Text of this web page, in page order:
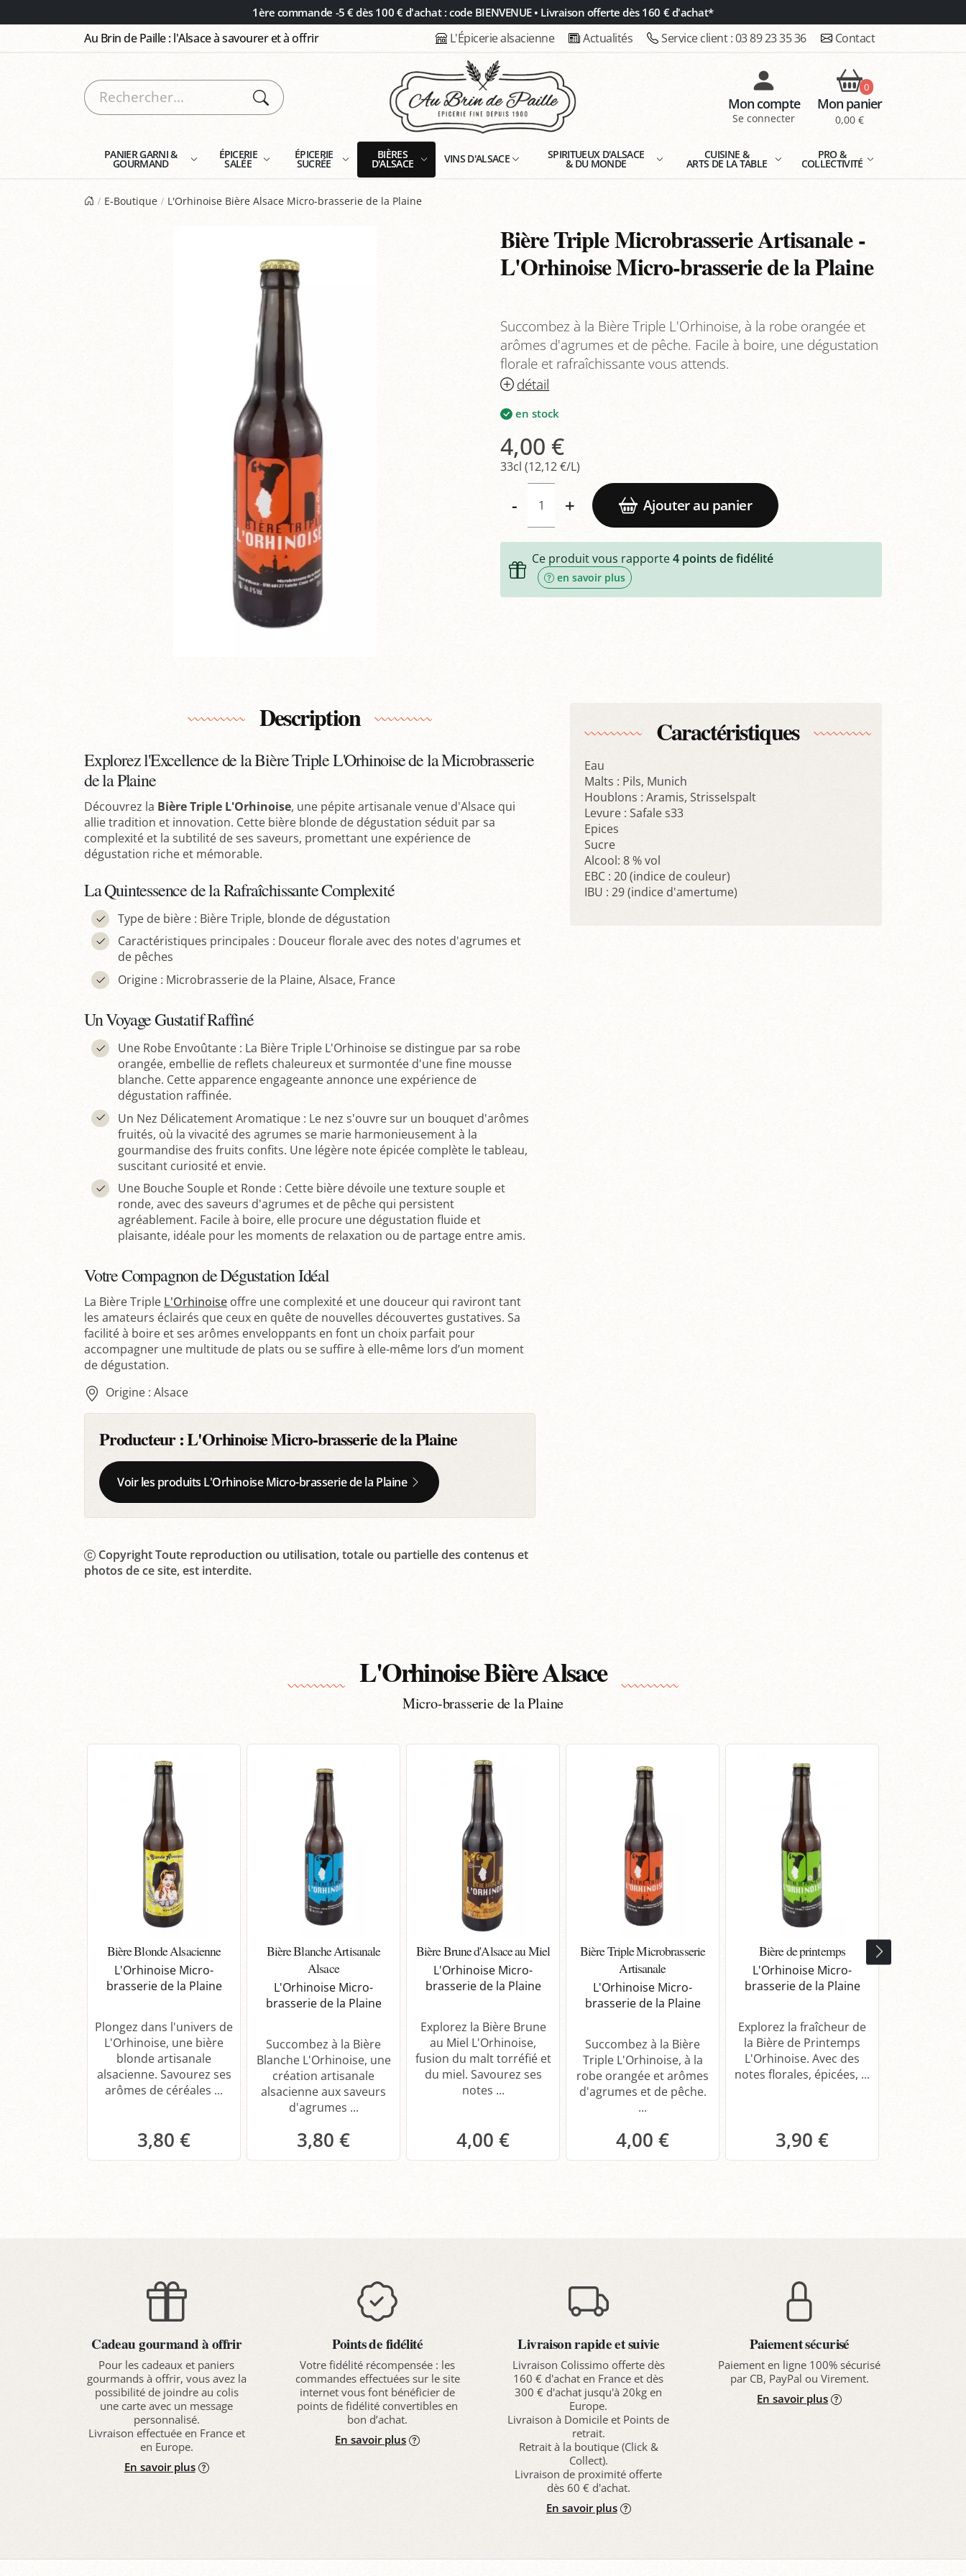
1ère commande -5 € dès 100 € d'achat : code BIENVENUE • Livraison offerte dès 160 € d'achat*
Au Brin de Paille : l'Alsace à savourer et à offrir L'Épicerie alsacienne Actualités Service client :03 89 23 35 36 Contact
Mon compte
Se connecter
0
Mon panier
0,00 €
PANIER GARNI &
GOURMAND
ÉPICERIE
SALÉE
ÉPICERIE
SUCRÉE
BIÈRES
D'ALSACE VINS D'ALSACE SPIRITUEUX D'ALSACE
& DU MONDE
CUISINE &
ARTS DE LA TABLE
PRO &
COLLECTIVITÉ
E-Boutique L'Orhinoise Bière Alsace Micro-brasserie de la Plaine
Bière Triple Microbrasserie Artisanale -
L'Orhinoise Micro-brasserie de la Plaine
Succombez à la Bière Triple L'Orhinoise, à la robe orangée et
arômes d'agrumes et de pêche. Facile à boire, une dégustation
florale et rafraîchissante vous attends.
détail
en stock
4,00 €
33cl (12,12 €/L)
- + Ajouter au panier
Ce produit vous rapporte4points de fidélité
en savoir plus
Description
Explorez l'Excellence de la Bière Triple L'Orhinoise de la Microbrasserie
de la Plaine
Découvrez la Bière Triple L'Orhinoise, une pépite artisanale venue d'Alsace qui
allie tradition et innovation. Cette bière blonde de dégustation séduit par sa
complexité et la subtilité de ses saveurs, promettant une expérience de
dégustation riche et mémorable.
La Quintessence de la Rafraîchissante Complexité
Type de bière : Bière Triple, blonde de dégustation
Caractéristiques principales : Douceur florale avec des notes d'agrumes et
de pêches
Origine : Microbrasserie de la Plaine, Alsace, France
Un Voyage Gustatif Raffiné
Une Robe Envoûtante : La Bière Triple L'Orhinoise se distingue par sa robe
orangée, embellie de reflets chaleureux et surmontée d'une fine mousse
blanche. Cette apparence engageante annonce une expérience de
dégustation raffinée.
Un Nez Délicatement Aromatique : Le nez s'ouvre sur un bouquet d'arômes
fruités, où la vivacité des agrumes se marie harmonieusement à la
gourmandise des fruits confits. Une légère note épicée complète le tableau,
suscitant curiosité et envie.
Une Bouche Souple et Ronde : Cette bière dévoile une texture souple et
ronde, avec des saveurs d'agrumes et de pêche qui persistent
agréablement. Facile à boire, elle procure une dégustation fluide et
plaisante, idéale pour les moments de relaxation ou de partage entre amis.
Votre Compagnon de Dégustation Idéal
La Bière Triple L'Orhinoise offre une complexité et une douceur qui raviront tant
les amateurs éclairés que ceux en quête de nouvelles découvertes gustatives. Sa
facilité à boire et ses arômes enveloppants en font un choix parfait pour
accompagner une multitude de plats ou se suffire à elle-même lors d’un moment
de dégustation.
Origine : Alsace
Producteur :L'Orhinoise Micro-brasserie de la Plaine
Voir les produits L'Orhinoise Micro-brasserie de la Plaine
Copyright Toute reproduction ou utilisation, totale ou partielle des contenus et
photos de ce site, est interdite.
Caractéristiques
Eau
Malts : Pils, Munich
Houblons : Aramis, Strisselspalt
Levure : Safale s33
Epices
Sucre
Alcool: 8 % vol
EBC : 20 (indice de couleur)
IBU : 29 (indice d'amertume)
L'Orhinoise Bière Alsace
Micro-brasserie de la Plaine
Bière Blonde Alsacienne
L'Orhinoise Micro-
brasserie de la Plaine
Plongez dans l'univers de
L'Orhinoise, une bière
blonde artisanale
alsacienne. Savourez ses
arômes de céréales ...
3,80 €
Bière Blanche Artisanale
Alsace
L'Orhinoise Micro-
brasserie de la Plaine
Succombez à la Bière
Blanche L'Orhinoise, une
création artisanale
alsacienne aux saveurs
d'agrumes ...
3,80 €
Bière Brune d'Alsace au Miel
L'Orhinoise Micro-
brasserie de la Plaine
Explorez la Bière Brune
au Miel L'Orhinoise,
fusion du malt torréfié et
du miel. Savourez ses
notes ...
4,00 €
Bière Triple Microbrasserie
Artisanale
L'Orhinoise Micro-
brasserie de la Plaine
Succombez à la Bière
Triple L'Orhinoise, à la
robe orangée et arômes
d'agrumes et de pêche.
...
4,00 €
Bière de printemps
L'Orhinoise Micro-
brasserie de la Plaine
Explorez la fraîcheur de
la Bière de Printemps
L'Orhinoise. Avec des
notes florales, épicées, ...
3,90 €
Cadeau gourmand à offrir
Pour les cadeaux et paniers
gourmands à offrir, vous avez la
possibilité de joindre au colis
une carte avec un message
personnalisé.
Livraison effectuée en France et
en Europe.
En savoir plus
Points de fidélité
Votre fidélité récompensée : les
commandes effectuées sur le site
internet vous font bénéficier de
points de fidélité convertibles en
bon d’achat.
En savoir plus
Livraison rapide et suivie
Livraison Colissimo offerte dès
160 € d'achat en France et dès
300 € d'achat jusqu'à 20kg en
Europe.
Livraison à Domicile et Points de
retrait.
Retrait à la boutique (Click &
Collect).
Livraison de proximité offerte
dès 60 € d'achat.
En savoir plus
Paiement sécurisé
Paiement en ligne 100% sécurisé
par CB, PayPal ou Virement.
En savoir plus